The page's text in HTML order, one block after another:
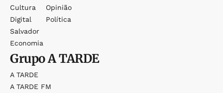
Cultura
Digital
Salvador
Economia
Opinião
Política
GrupoA TARDE
A TARDE
A TARDE FM